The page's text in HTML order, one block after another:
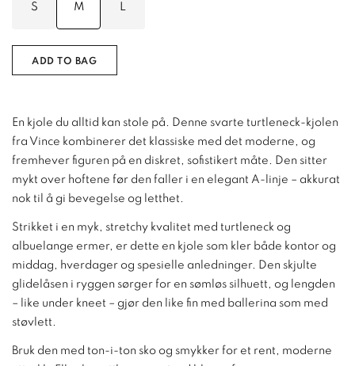
S M
ADD TO BAG
En kjole du alltid kan stole på. Denne svarte turtleneck-kjolen
fra Vince kombinerer det klassiske med det moderne, og
fremhever figuren på en diskret, sofistikert måte. Den sitter
mykt over hoftene før den faller i en elegant A-linje – akkurat
nok til å gi bevegelse og letthet.
Strikket i en myk, stretchy kvalitet med turtleneck og
albuelange ermer, er dette en kjole som kler både kontor og
middag, hverdager og spesielle anledninger. Den skjulte
glidelåsen i ryggen sørger for en sømløs silhuett, og lengden
– like under kneet – gjør den like fin med ballerina som med
støvlett.
Bruk den med ton-i-ton sko og smykker for et rent, moderne